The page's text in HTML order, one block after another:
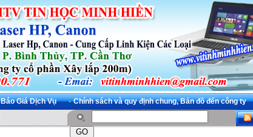
Báo Giá Dịch Vụ • Chính sách và quy định chung, Bản đồ đến công ty